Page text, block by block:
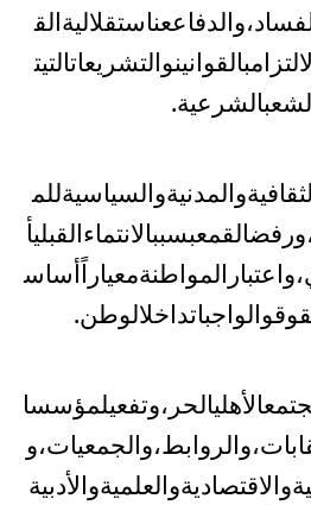
والدفاععناستقلاليةالق
بالقوانينوالتشريعاتالتيت
الشرعية.
والمدنيةوالسياسيةللم
ورفضالقمعبسببالانتماءالقبليأ
واعتبار المواطنةمعياراًأساس
والواجباتداخلالوطن.
الأهليالحر،وتفعيلمؤسسا
والروابط،والجمعيات،و
والاقتصاديةوالعلميةوالأدبية